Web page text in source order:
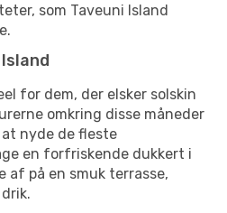
som Taveuni Island
for dem, der elsker solskin
omkring disse måneder
nyde de fleste
en forfriskende dukkert i
af på en smuk terrasse,